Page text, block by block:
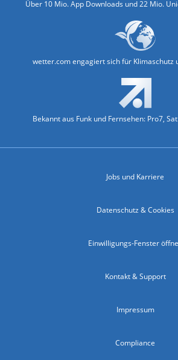
Über 10 Mio. App Downloads und 22 Mio.
wetter.com engagiert sich für Klimaschutz
Bekannt aus Funk und Fernsehen: Pro7,
Jobs und Karriere
Datenschutz & Cookies
Einwilligungs-Fenster
Kontakt & Support
Impressum
Compliance